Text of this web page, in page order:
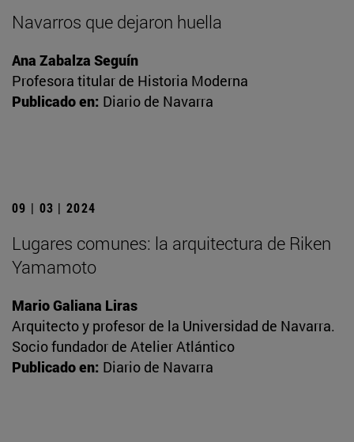
Navarros que dejaron huella
Ana Zabalza Seguín
Profesora titular de Historia Moderna
Publicado en: Diario de Navarra
09 | 03 | 2024
Lugares comunes: la arquitectura de Riken
Yamamoto
Mario Galiana Liras
Arquitecto y profesor de la Universidad de Navarra.
Socio fundador de Atelier Atlántico
Publicado en: Diario de Navarra